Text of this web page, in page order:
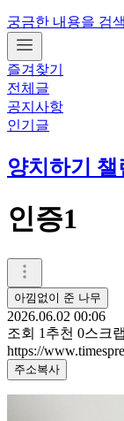
궁금한 내용을 검
즐겨찾기
전체글
공지사항
인기글
양치하기 챌
인증1
아낌없이 준 나무
2026.06.02 00:06
조회 1 추천 0스크랩
https://
주소복사